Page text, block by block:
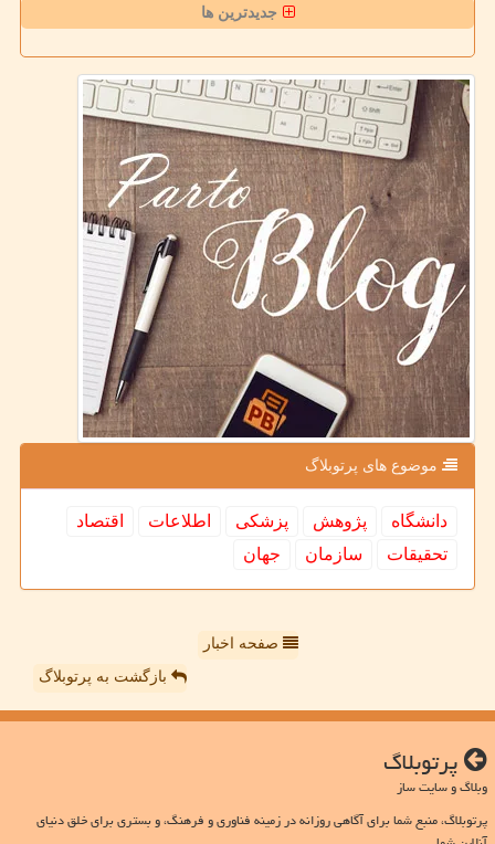
جدیدترین ها
موضوع های پرتوبلاگ
دانشگاه پژوهش پزشكی اطلاعات
اقتصاد
تحقیقات
سازمان جهان
صفحه اخبار
بازگشت به پرتوبلاگ
پرتوبلاگ
وبلاگ و سایت ساز
پرتوبلاگ، منبع شما برای آگاهی روزانه در زمینه فناوری و فرهنگ، و بستری برای خلق دنیای